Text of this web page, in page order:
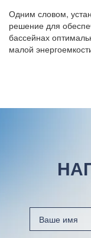
Одним словом,
решение для
бассейнах
малой